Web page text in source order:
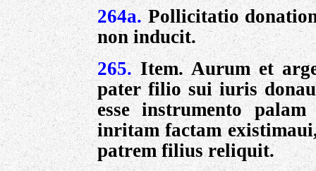
264a. Pollicitatio
non inducit.
265. Item. Aurum et
pater filio sui iuris
esse instrumento
inritam factam
patrem filius reliquit.